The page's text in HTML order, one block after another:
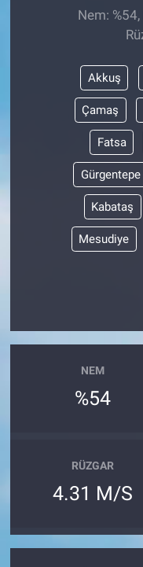
Nem:
Akkuş
Çamaş
Fatsa
Gürgentepe
Kabataş
Mesudiye
NEM
%54
RÜZGAR
4.31 M/S